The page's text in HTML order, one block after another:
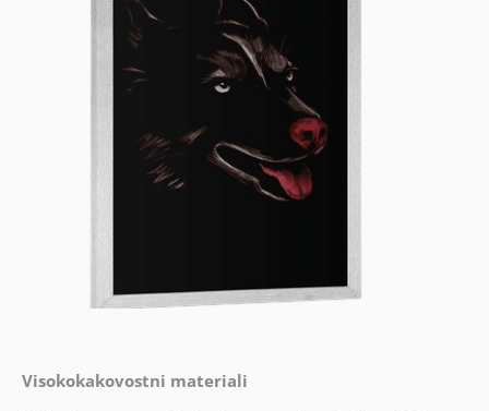
Visokokakovostni materiali